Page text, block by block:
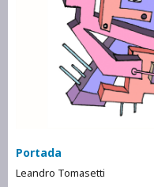
Portada
Leandro Tomasetti